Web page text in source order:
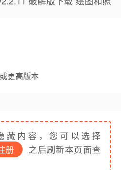
更高版本
藏内容，您可以选择
册
之后刷新本页面查